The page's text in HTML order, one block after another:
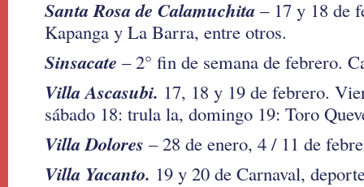
Santa Rosa de Calamuchita – 17 y 18 de
Kapanga y La Barra, entre otros.
Sinsacate – 2° fin de semana de febrero.
Villa Ascasubi. 17, 18 y 19 de febrero.
sábado 18: trula la, domingo 19: Toro
Villa Dolores – 28 de enero, 4 / 11 de
Villa Yacanto. 19 y 20 de Carnaval,